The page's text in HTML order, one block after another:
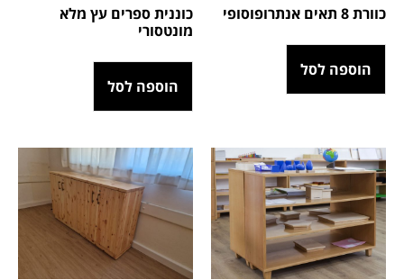
כוורת 8 תאים אנתרופוסופי
הוספה לסל
כוננית ספרים עץ מלא
מונטסורי
הוספה לסל